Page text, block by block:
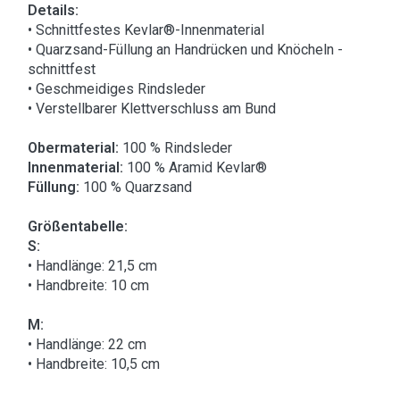
Details:
• Schnittfestes Kevlar®-Innenmaterial
• Quarzsand-Füllung an Handrücken und Knöcheln -
schnittfest
• Geschmeidiges Rindsleder
• Verstellbarer Klettverschluss am Bund
Obermaterial: 100 % Rindsleder
Innenmaterial: 100 % Aramid Kevlar®
Füllung: 100 % Quarzsand
Größentabelle:
S:
• Handlänge: 21,5 cm
• Handbreite: 10 cm
M:
• Handlänge: 22 cm
• Handbreite: 10,5 cm